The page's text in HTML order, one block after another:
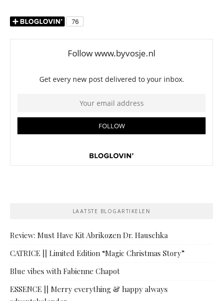
LAATSTE BLOGARTIKELEN
Review: Must Have Kit Abrikozen Dr. Hauschka
CATRICE || Limited Edition “Magic Christmas Story”
Blue vibes with Fabienne Chapot
ESSENCE || Merry everything & happy always